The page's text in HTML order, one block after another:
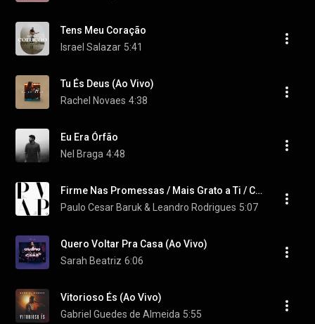
Tens Meu Coração
Israel Salazar 5:41
Tu És Deus (Ao Vivo)
Rachel Novaes 4:38
Eu Era Órfão
Nel Braga 4:48
Firme Nas Promessas / Mais Grato a Ti / Cristo Cura Sim / Sou Feliz Com Jesus / Castelo Forte (Ao Vivo)
Paulo Cesar Baruk & Leandro Rodrigues 5:07
Quero Voltar Pra Casa (Ao Vivo)
Sarah Beatriz 6:06
Vitorioso És (Ao Vivo)
Gabriel Guedes de Almeida 5:55